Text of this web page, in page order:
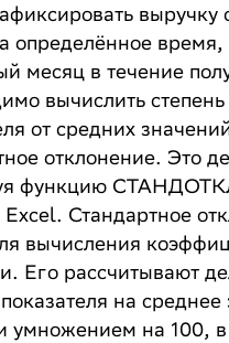
выручку
определённое
месяц в течение
вычислить степень
от средних
отклонение. Это
функцию
Стандартное
вычисления
Его рассчитывают
на
умножением на 100, в